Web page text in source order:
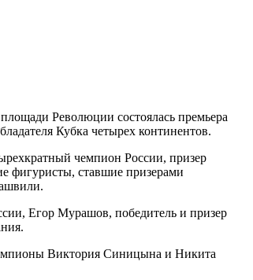
Революции состоялась премьера
Кубка четырех континентов.
чемпион России, призер
фигуристы, ставшие призерами
Егор Мурашов, победитель и призер
Виктория Синицына и Никита